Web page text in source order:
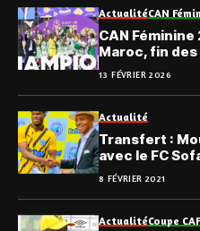
ActualitéCAN
CAN
Maroc, fin
13 FÉVRIER 2026
Actualité
Transfert :
avec le FC
8 FÉVRIER 2021
ActualitéCoupe CAF